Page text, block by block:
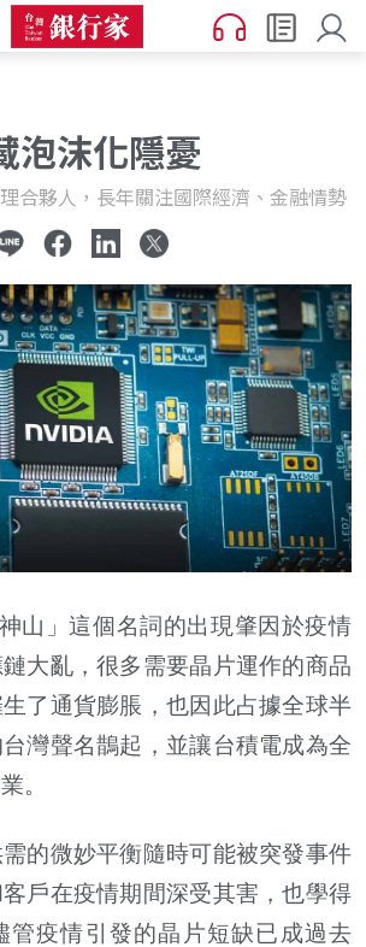
泡沫化隱憂
合夥人，長年關注國際經濟、金融情勢
山」這個名詞的出現肇因於疫情
大亂，很多需要晶片運作的商品
了通貨膨脹，也因此占據全球半
灣聲名鵲起，並讓台積電成為全
。
的微妙平衡隨時可能被突發事件
戶在疫情期間深受其害，也學得
管疫情引發的晶片短缺已成過去